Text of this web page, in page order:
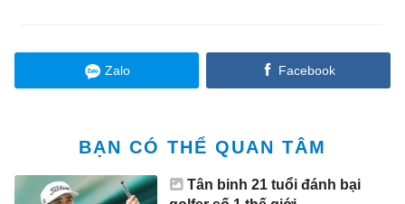
Zalo Facebook
BẠN CÓ THỂ QUAN TÂM
Tân binh 21 tuổi đánh bại